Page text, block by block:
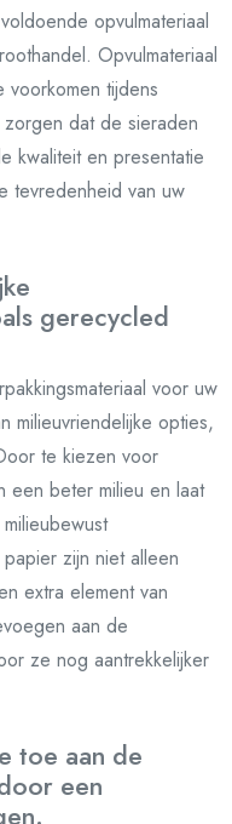
opvulmateriaal
Opvulmateriaal
tijdens
dat de sieraden
kwaliteit en presentatie
tevredenheid van uw
gerecycled
voor uw
milieuvriendelijke opties,
te kiezen voor
een beter milieu en laat
zijn niet alleen
extra element van
aan de
ze nog aantrekkelijker
toe aan de
een